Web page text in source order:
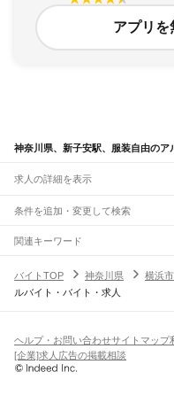
アプリを
神奈川県、新子安駅、服装自由のア
求人の詳細を表示
条件を追加・変更して検索
市区町村を追加・変更
神奈川県
すべて
横浜市すべて
川崎市すべて
川崎区幸区中原区高津区
駅を追加・変更
JR南武線
川崎駅 尻手駅
職種を追加・変更
飲食・フードサービスすべて
ホールスタッフキッチンスタッフ
パン屋（ベーカリー）
人気
日払いOK高校生歓迎
雇用形態を追加・変更
関連キーワード
バイトTOP
神奈川県 横浜市
ルバイト・バイト・求人
ヘルプ・お問い合わせサイトマップ
[企業]求人広告の掲載相談